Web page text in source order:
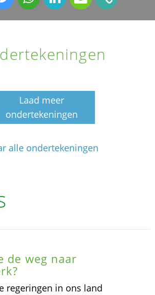
Laad meer
ondertekeningen
alle ondertekeningen
de weg naar
regeringen in ons land